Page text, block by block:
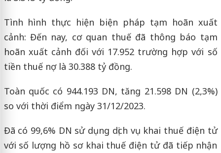
Tình hình thực hiện biện pháp tạm hoãn xuất
cảnh: Đến nay, cơ quan thuế đã thông báo tạm
hoãn xuất cảnh đối với 17.952 trường hợp với số
tiền thuế nợ là 30.388 tỷ đồng.
Toàn quốc có 944.193 DN, tăng 21.598 DN (2,3%)
so với thời điểm ngày 31/12/2023.
Đã có 99,6% DN sử dụng dịch vụ khai thuế điện tử
với số lượng hồ sơ khai thuế điện tử đã tiếp nhận